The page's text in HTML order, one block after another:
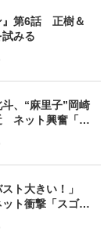
』第6話 正樹＆
みる
斗、“麻里子”岡崎
ネット興奮「そ
スト大きい！」
ト衝撃「スゴ